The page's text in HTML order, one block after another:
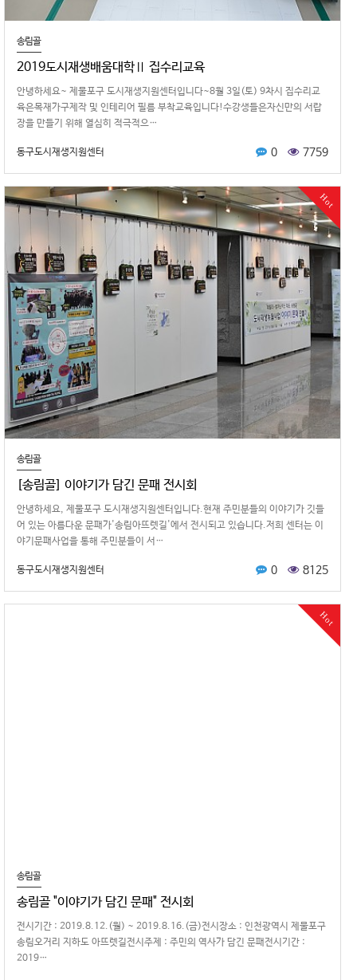
송림골
2019도시재생배움대학Ⅱ 집수리교육
안녕하 세요~ 제물포구 도시재생지원센터입니다~8월 3일(토) 9차시 집수리교
육은목재가구제작 및 인테리어 필름 부착교육입니다! 수강생들은자신만의 서랍
장을 만들기 위해 열심히 적극적으…
동구도시재생지원센터 0 7759
Hot
송림골
[송림골] 이야기가 담긴 문패 전시회
안녕하세요, 제물포구 도시재생지원센터입니다.현재 주민분들의 이야기가 깃들
어 있는 아름다운 문패가'송림아뜨렛길'에서 전시되고 있습니다.저희 센터는 이
야기문패사업을 통해 주민분들이 서…
동구도시재생지원센터 0 8125
Hot
송림골
송림골 "이야기가 담긴 문패" 전시회
전시기간 : 2019.8.12.(월) ~ 2019.8.16.(금)전시장소 : 인천광역시 제물포구
송림오거리 지하도 아뜨렛길전시주제 : 주민의 역사가 담긴 문패전시기간 :
2019…